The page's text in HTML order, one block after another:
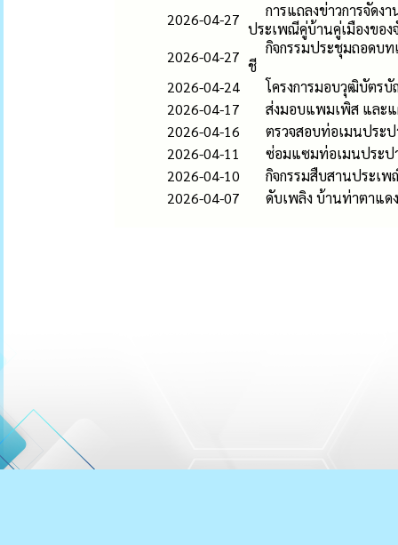
2026-04-27
การแถลงข่าวการจัด
ประเพณีคู่บ้านคู่เมืองของ
2026-04-27
กิจกรรมประชุมถอดบท
ชี
2026-04-24
โครงการมอบวุฒิบัตร
2026-04-17
ส่งมอบแพมเพิส และแ
2026-04-16
ตรวจสอบท่อเมนประ
2026-04-11
ซ่อมแซมท่อเมนประ
2026-04-10
กิจกรรมสืบสานประเ
2026-04-07
ดับเพลิง บ้านท่าตาแด